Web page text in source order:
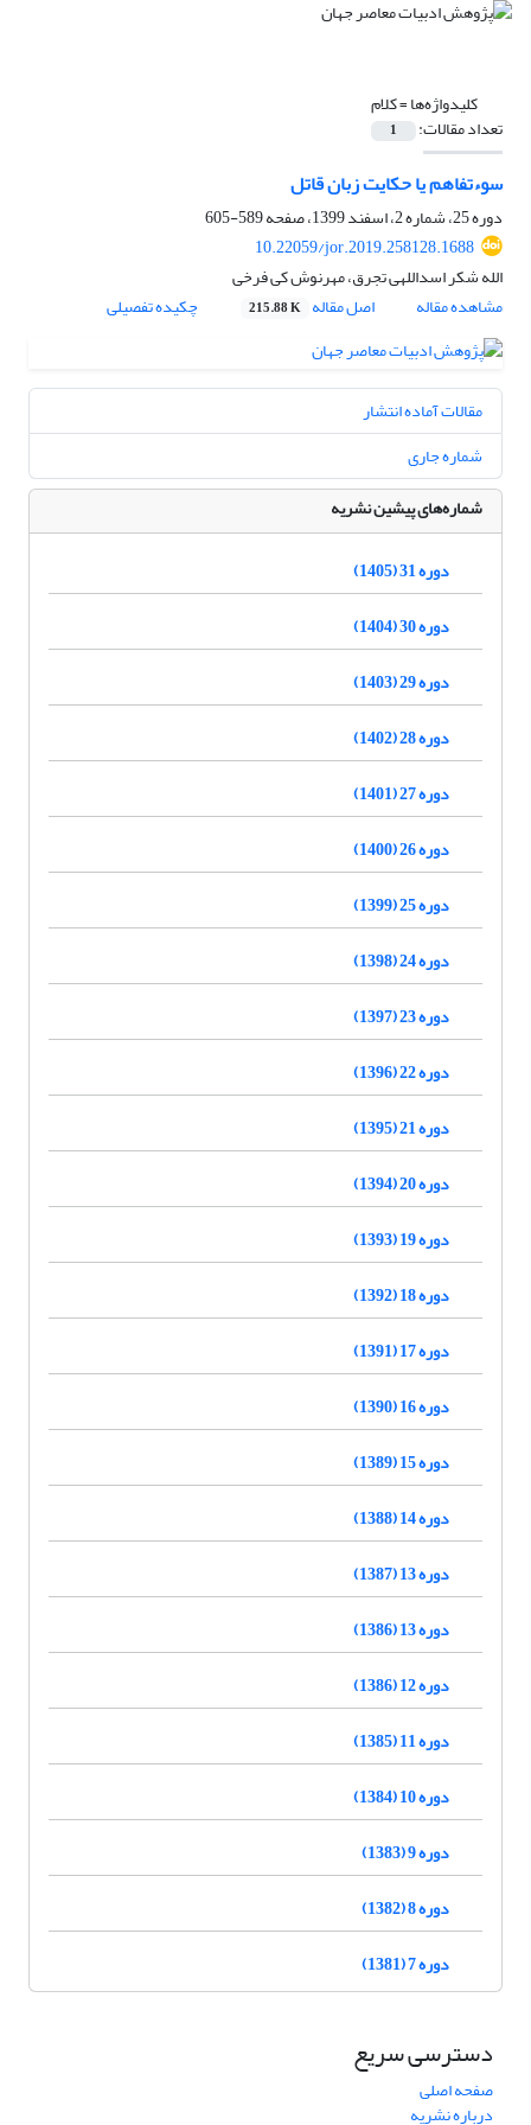
کلیدواژه‌ها =کلام
تعداد مقالات: 1
سوءتفاهم یا حکایت زبان قاتل
دوره 25، شماره 2، اسفند 1399، صفحه
589-605
10.22059/jor.2019.258128.1688
الله شکر اسداللهی تجرق، مهرنوش کی فرخی
مشاهده مقاله
اصل مقاله 215.88 K چکیده تفصیلی
مقالات آماده انتشار
شماره جاری
شماره‌های پیشین نشریه
دوره 31 (1405)
دوره 30 (1404)
دوره 29 (1403)
دوره 28 (1402)
دوره 27 (1401)
دوره 26 (1400)
دوره 25 (1399)
دوره 24 (1398)
دوره 23 (1397)
دوره 22 (1396)
دوره 21 (1395)
دوره 20 (1394)
دوره 19 (1393)
دوره 18 (1392)
دوره 17 (1391)
دوره 16 (1390)
دوره 15 (1389)
دوره 14 (1388)
دوره 13 (1387)
دوره 13 (1386)
دوره 12 (1386)
دوره 11 (1385)
دوره 10 (1384)
دوره 9 (1383)
دوره 8 (1382)
دوره 7 (1381)
دسترسی سریع
صفحه اصلی
درباره نشریه